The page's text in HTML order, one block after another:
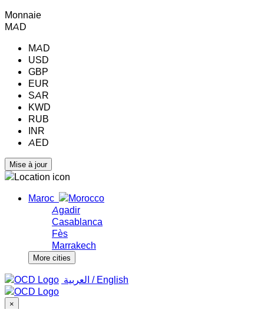
Monnaie
MAD
MAD
USD
GBP
EUR
SAR
KWD
RUB
INR
AED
Maroc
Agadir
Casablanca
Fès
Marrakech
More cities
‏العربية ‏ / English
×